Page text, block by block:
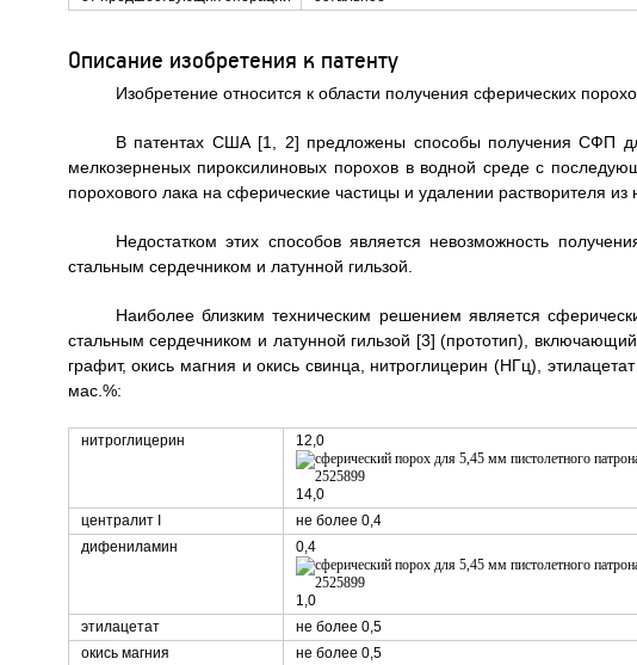
Описание изобретения к патенту
Изобретение относится к области получения сферических
В патентах США [1, 2] предложены способы получения СФП
мелкозерненых пироксилиновых порохов в водной среде с
порохового лака на сферические частицы и удалении растворителя из
Недостатком этих способов является невозможность
стальным сердечником и латунной гильзой.
Наиболее близким техническим решением является
стальным сердечником и латунной гильзой [3] (прототип),
графит, окись магния и окись свинца, нитроглицерин (НГц),
мас.%:
нитроглицерин 12,0
14,0
централит I
не более 0,4
дифениламин
0,4
1,0
этилацетат
не более 0,5
окись магния
не более 0,5